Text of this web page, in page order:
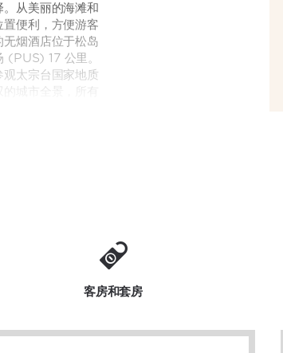
从美丽的海滩和
便利，方便游客
烟酒店位于松岛
(PUS) 17 公里。
太宗台国家地质
城市全景，所有
客房和套房